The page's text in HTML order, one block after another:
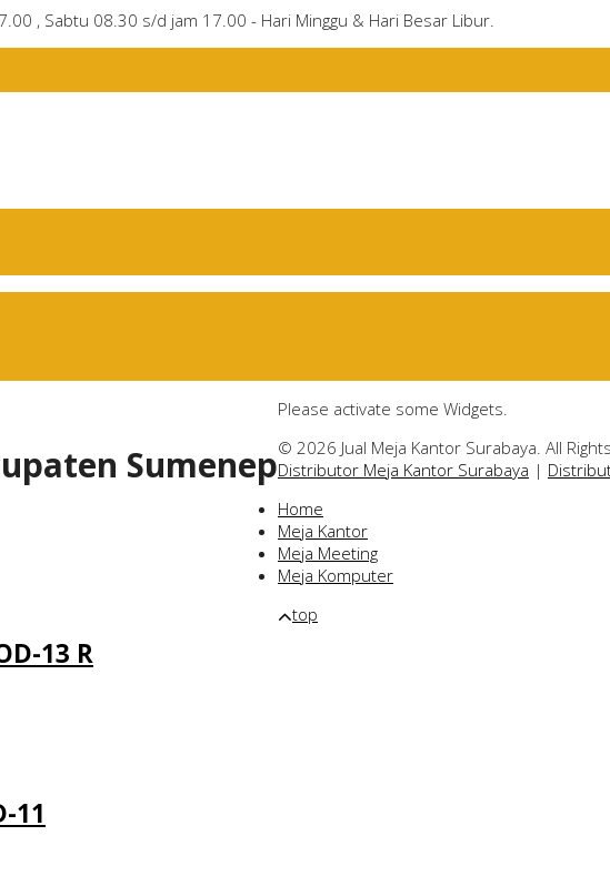
, Sabtu 08.30 s/d jam 17.00 - Hari Minggu & Hari Besar Libur.
Sumenep
13 R
11
Please activate some Widgets.
© 2026 Jual Meja Kantor Surabaya. All
Distributor Meja Kantor Surabaya |
Home
Meja Kantor
Meja Meeting
Meja Komputer
top